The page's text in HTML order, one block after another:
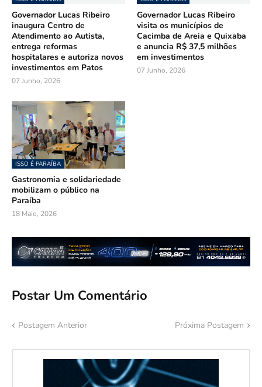
Governador Lucas Ribeiro
inaugura Centro de
Atendimento ao Autista,
entrega reformas
hospitalares e autoriza novos
investimentos em Patos
07 Junho, 2026
Governador Lucas Ribeiro
visita os municípios de
Cacimba de Areia e Quixaba
e anuncia R$ 37,5 milhões
em investimentos
07 Junho, 2026
ISSO É PARAÍBA
Gastronomia e solidariedade
mobilizam o público na
Paraíba
18 Maio, 2026
Postar Um Comentário
Postagem Anterior Próxima Postagem